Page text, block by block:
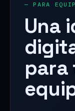
— PARA
Una
para